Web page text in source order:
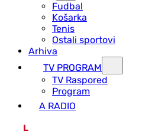
Fudbal
Košarka
Tenis
Ostali sportovi
Arhiva
TV PROGRAM
ТV Raspored
Program
A RADIO
L